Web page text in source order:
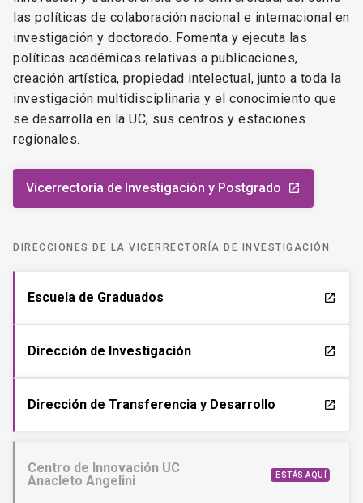
las políticas de colaboración nacional e internacional en
investigación y doctorado. Fomenta y ejecuta las
políticas académicas relativas a publicaciones,
creación artística, propiedad intelectual, junto a toda la
investigación multidisciplinaria y el conocimiento que
se desarrolla en la UC, sus centros y estaciones
regionales.
Vicerrectoría de Investigación y Postgrado launch
DIRECCIONES DE LA VICERRECTORÍA DE INVESTIGACIÓN
Escuela de Graduados launch
Dirección de Investigación launch
Dirección de Transferencia y Desarrollo launch
Centro de Innovación UC
Anacleto Angelini
ESTÁS AQUÍ